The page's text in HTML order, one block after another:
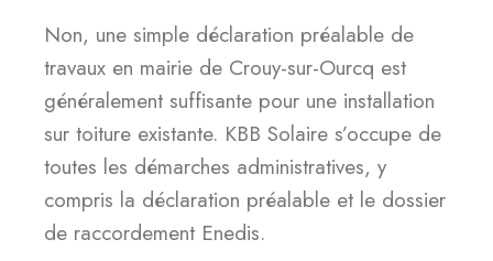
Non, une simple déclaration préalable de
travaux en mairie de Crouy-sur-Ourcq est
généralement suffisante pour une installation
sur toiture existante. KBB Solaire s’occupe de
toutes les démarches administratives, y
compris la déclaration préalable et le dossier
de raccordement Enedis.